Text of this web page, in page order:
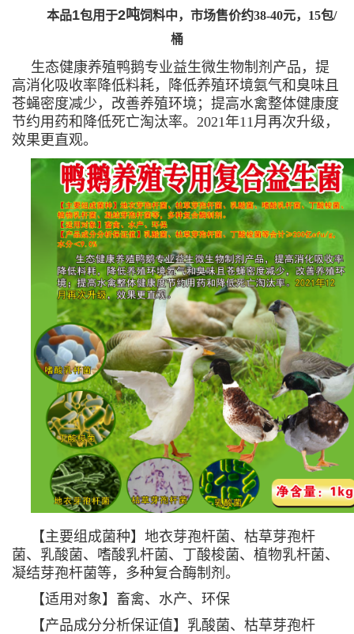
本品1包用于2吨饲料中，市场售价约38-40元，15包/
桶
生态健康养殖鸭鹅专业益生微生物制剂产品，提
高消化吸收率降低料耗，降低养殖环境氨气和臭味且
苍蝇密度减少，改善养殖环境；提高水禽整体健康度
节约用药和降低死亡淘汰率。2021年11月再次升级，
效果更直观。
【主要组成菌种】地衣芽孢杆菌、枯草芽孢杆
菌、乳酸菌、嗜酸乳杆菌、丁酸梭菌、植物乳杆菌、
凝结芽孢杆菌等，多种复合酶制剂。
【适用对象】畜禽、水产、环保
【产品成分分析保证值】乳酸菌、枯草芽孢杆